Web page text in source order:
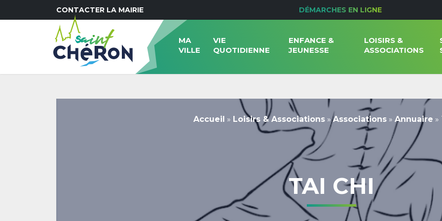
CONTACTER LA MAIRIE DÉMARCHES EN LIGNE
MA
VILLE
VIE
QUOTIDIENNE
ENFANCE &
JEUNESSE
LOISIRS &
ASSOCIATIONS
Accueil » Loisirs & Associations»Associations» Annuaire »
TAI CHI